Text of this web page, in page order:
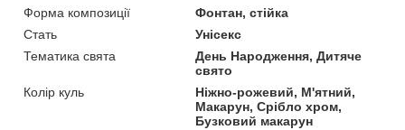
Форма композиції
Фонтан, стійка
Стать
Унісекс
Тематика свята
День Народження, Дитяче
свято
Колір куль
Ніжно-рожевий, М'ятний,
Макарун, Срібло хром,
Бузковий макарун